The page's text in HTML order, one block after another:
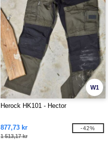
W1
Herock HK101 - Hector
877,73 kr
1 513,17 kr
-42%